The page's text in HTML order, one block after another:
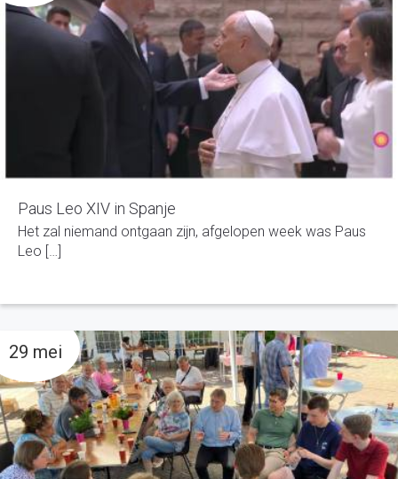
Paus Leo XIV in Spanje
Het zal niemand ontgaan zijn, afgelopen week was Paus
Leo […]
29 mei